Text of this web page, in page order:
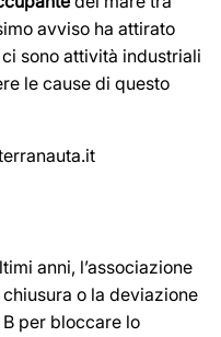
avviso ha attirato
ci sono attività industriali
le cause di questo
anni, l’associazione
o la deviazione
per bloccare lo